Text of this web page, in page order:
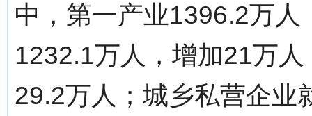
中，第一产业1396.2万
1232.1万人，增加21万
29.2万人；城乡私营企业